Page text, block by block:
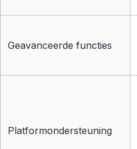
Geavanceerde functies
Platformondersteuning